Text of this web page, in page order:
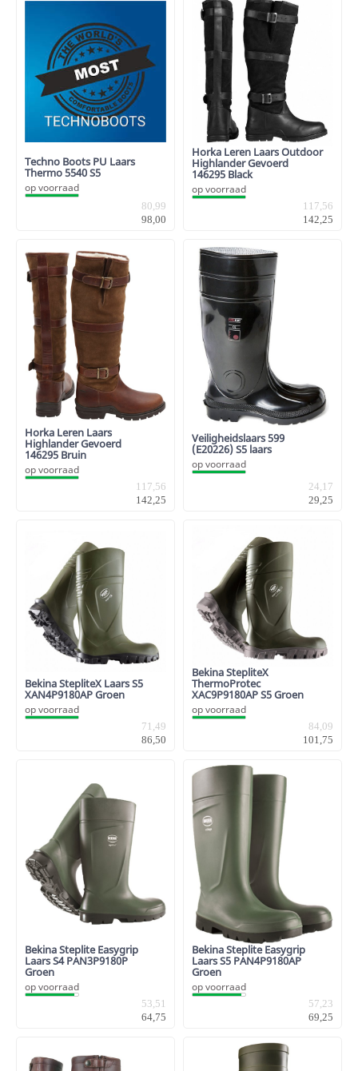
Techno Boots PU Laars
Thermo 5540 S5
op voorraad
80,99
98,00
Horka Leren Laars Outdoor
Highlander Gevoerd
146295 Black
op voorraad
117,56
142,25
Horka Leren Laars
Highlander Gevoerd
146295 Bruin
op voorraad
117,56
142,25
Veiligheidslaars 599
(E20226) S5 laars
op voorraad
24,17
29,25
Bekina StepliteX Laars S5
XAN4P9180AP Groen
op voorraad
71,49
86,50
Bekina StepliteX
ThermoProtec
XAC9P9180AP S5 Groen
op voorraad
84,09
101,75
Bekina Steplite Easygrip
Laars S4 PAN3P9180P
Groen
op voorraad
53,51
64,75
Bekina Steplite Easygrip
Laars S5 PAN4P9180AP
Groen
op voorraad
57,23
69,25